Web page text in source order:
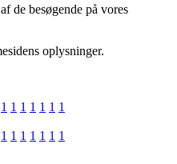
de besøgende på vores
oplysninger.
1 1 1 1 1 1 1
1 1 1 1 1 1 1